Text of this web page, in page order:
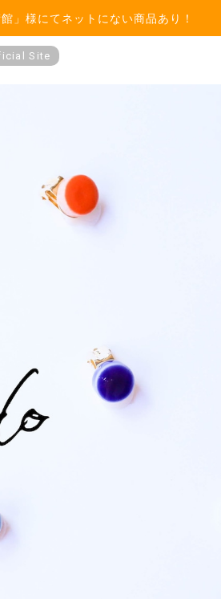
」様にてネットにない商品あり！
Site